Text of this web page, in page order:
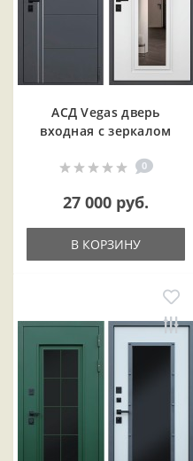
АСД Vegas дверь
входная с зеркалом
0
27 000 руб.
В КОРЗИНУ